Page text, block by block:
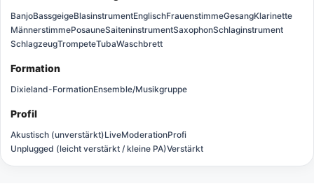
BanjoBassgeigeBlasinstrumentEnglischFrauenstimmeGesangKlarinette
MännerstimmePosauneSaiteninstrumentSaxophonSchlaginstrument
SchlagzeugTrompeteTubaWaschbrett
Formation
Dixieland-FormationEnsemble/Musikgruppe
Profil
Akustisch (unverstärkt)LiveModerationProfi
Unplugged (leicht verstärkt / kleine PA)Verstärkt